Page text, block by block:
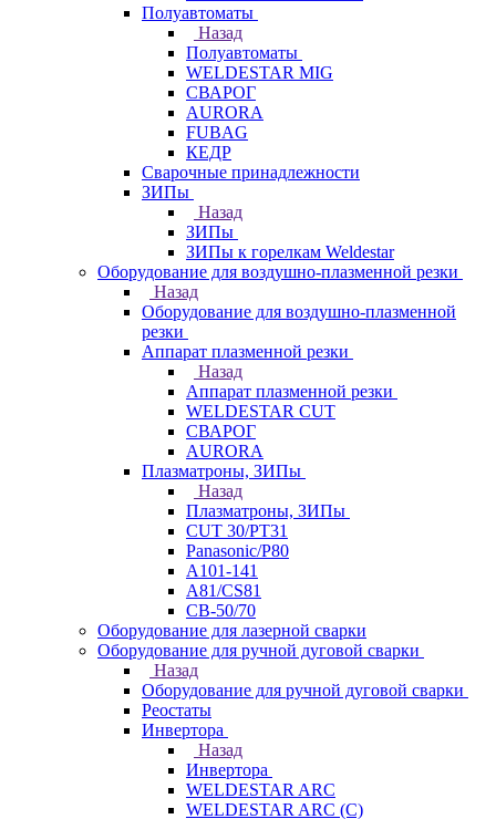
Полуавтоматы
Назад
Полуавтоматы
WELDESTAR MIG
СВАРОГ
AURORA
FUBAG
КЕДР
Сварочные принадлежности
ЗИПы
Назад
ЗИПы
ЗИПы к горелкам Weldestar
Оборудование для воздушно-плазменной резки
Назад
Оборудование для воздушно-плазменной
резки
Аппарат плазменной резки
Назад
Аппарат плазменной резки
WELDESTAR CUT
СВАРОГ
AURORA
Плазматроны, ЗИПы
Назад
Плазматроны, ЗИПы
CUT 30/PT31
Panasonic/P80
А101-141
А81/CS81
СВ-50/70
Оборудование для лазерной сварки
Оборудование для ручной дуговой сварки
Назад
Оборудование для ручной дуговой сварки
Реостаты
Инвертора
Назад
Инвертора
WELDESTAR ARC
WELDESTAR ARC (С)